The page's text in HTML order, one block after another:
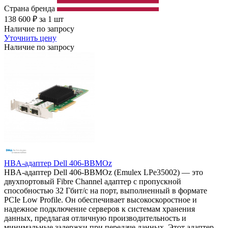
Страна бренда
138 600 ₽ за 1 шт
Наличие по запросу
Уточнить цену
Наличие по запросу
HBA-адаптер Dell 406-BBMOz
HBA-адаптер Dell 406-BBMOz (Emulex LPe35002) — это
двухпортовый Fibre Channel адаптер с пропускной
способностью 32 Гбит/с на порт, выполненный в формате
PCIe Low Profile. Он обеспечивает высокоскоростное и
надежное подключение серверов к системам хранения
данных, предлагая отличную производительность и